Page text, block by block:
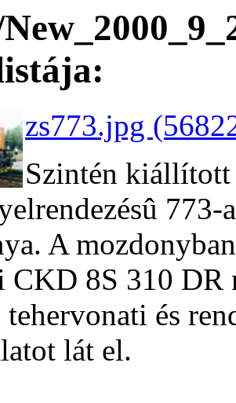
zs773.jpg
Szintén kiállított
A
CKD 8S 310 DR
és
lát el.